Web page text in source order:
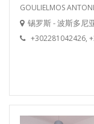
GOULIELMOS
锡罗斯 - 波斯多尼
+302281042426,